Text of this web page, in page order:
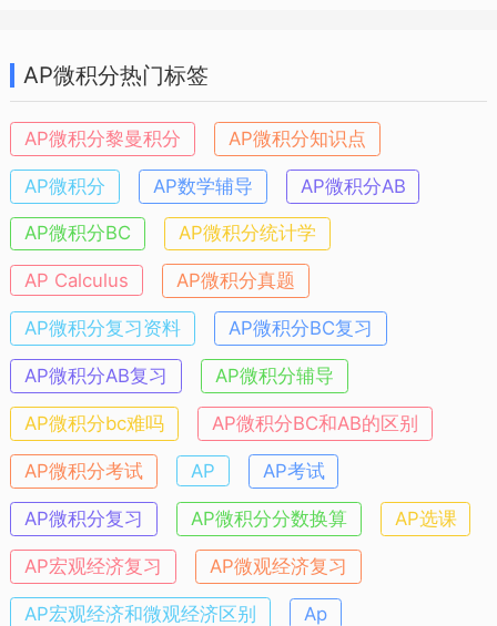
AP微积分热门标签
AP微积分黎曼积分 AP微积分知识点
AP微积分 AP数学辅导 AP微积分AB
AP微积分BC AP微积分统计学
AP Calculus AP微积分真题
AP微积分复习资料 AP微积分BC复习
AP微积分AB复习 AP微积分辅导
AP微积分bc难吗 AP微积分BC和AB的区别
AP微积分考试 AP AP考试
AP微积分复习 AP微积分分数换算 AP选课
AP宏观经济复习 AP微观经济复习
AP宏观经济和微观经济区别 Ap